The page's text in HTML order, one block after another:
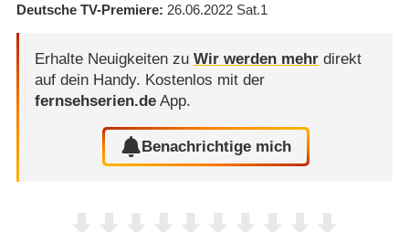
Deutsche TV-Premiere 26.06.2022 Sat.1
Erhalte Neuigkeiten zu Wir werden mehrdirekt
auf dein Handy. Kostenlos mit der
fernsehserien.deApp.
Benachrichtige mich